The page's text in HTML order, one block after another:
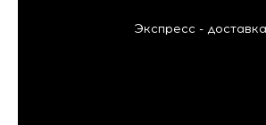
Экспресс - доставка